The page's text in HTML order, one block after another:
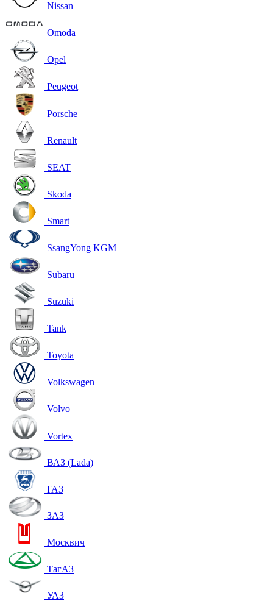
Nissan
Omoda
Opel
Peugeot
Porsche
Renault
SEAT
Skoda
Smart
SsangYong KGM
Subaru
Suzuki
Tank
Toyota
Volkswagen
Volvo
Vortex
ВАЗ (Lada)
ГАЗ
ЗАЗ
Москвич
ТагАЗ
УАЗ